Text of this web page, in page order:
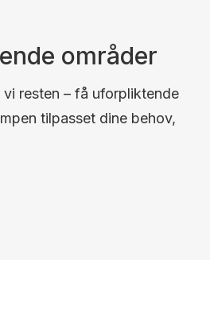
områder
resten – få uforpliktende
tilpasset dine behov,